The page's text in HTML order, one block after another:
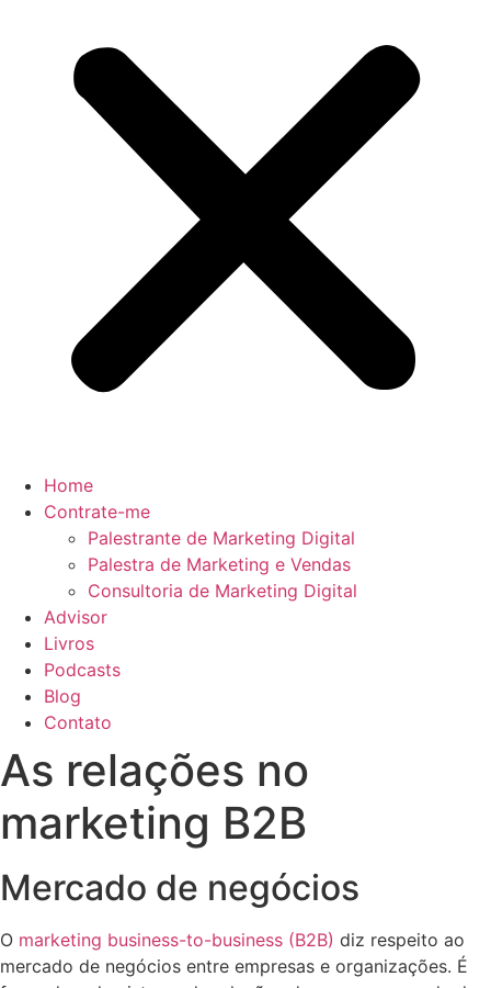
Home
Contrate-me
Palestrante de Marketing Digital
Palestra de Marketing e Vendas
Consultoria de Marketing Digital
Advisor
Livros
Podcasts
Blog
Contato
As relações no
marketing B2B
Mercado de negócios
O marketing business-to-business (B2B) diz respeito ao
mercado de negócios entre empresas e organizações. É